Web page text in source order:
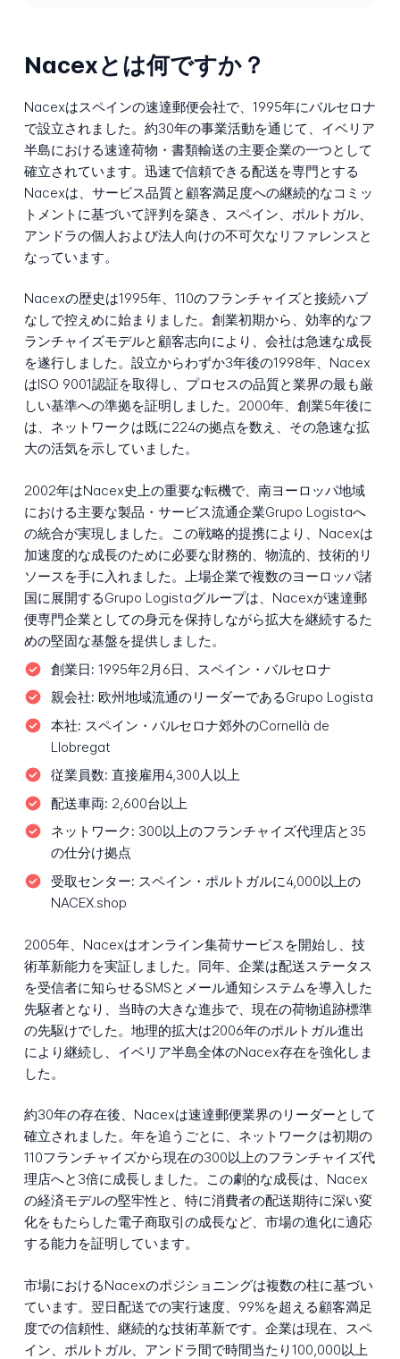
Nacexとは何ですか？
Nacexはスペインの速達郵便会社で、1995年にバルセロナ
で設立されました。約30年の事業活動を通じて、イベリア
半島における速達荷物・書類輸送の主要企業の一つとして
確立されています。迅速で信頼できる配送を専門とする
Nacexは、サービス品質と顧客満足度への継続的なコミッ
トメントに基づいて評判を築き、スペイン、ポルトガル、
アンドラの個人および法人向けの不可欠なリファレンスと
なっています。
Nacexの歴史は1995年、110のフランチャイズと接続ハブ
なしで控えめに始まりました。創業初期から、効率的なフ
ランチャイズモデルと顧客志向により、会社は急速な成長
を遂行しました。設立からわずか3年後の1998年、Nacex
はISO 9001認証を取得し、プロセスの品質と業界の最も厳
しい基準への準拠を証明しました。2000年、創業5年後に
は、ネットワークは既に224の拠点を数え、その急速な拡
大の活気を示していました。
2002年はNacex史上の重要な転機で、南ヨーロッパ地域
における主要な製品・サービス流通企業Grupo Logistaへ
の統合が実現しました。この戦略的提携により、Nacexは
加速度的な成長のために必要な財務的、物流的、技術的リ
ソースを手に入れました。上場企業で複数のヨーロッパ諸
国に展開するGrupo Logistaグループは、Nacexが速達郵
便専門企業としての身元を保持しながら拡大を継続するた
めの堅固な基盤を提供しました。
創業日: 1995年2月6日、スペイン・バルセロナ
親会社: 欧州地域流通のリーダーであるGrupo Logista
本社: スペイン・バルセロナ郊外のCornellà de
Llobregat
従業員数: 直接雇用4,300人以上
配送車両: 2,600台以上
ネットワーク: 300以上のフランチャイズ代理店と35
の仕分け拠点
受取センター: スペイン・ポルトガルに4,000以上の
NACEX.shop
2005年、Nacexはオンライン集荷サービスを開始し、技
術革新能力を実証しました。同年、企業は配送ステータス
を受信者に知らせるSMSとメール通知システムを導入した
先駆者となり、当時の大きな進歩で、現在の荷物追跡標準
の先駆けでした。地理的拡大は2006年のポルトガル進出
により継続し、イベリア半島全体のNacex存在を強化しま
した。
約30年の存在後、Nacexは速達郵便業界のリーダーとして
確立されました。年を追うごとに、ネットワークは初期の
110フランチャイズから現在の300以上のフランチャイズ代
理店へと3倍に成長しました。この劇的な成長は、Nacex
の経済モデルの堅牢性と、特に消費者の配送期待に深い変
化をもたらした電子商取引の成長など、市場の進化に適応
する能力を証明しています。
市場におけるNacexのポジショニングは複数の柱に基づい
ています。翌日配送での実行速度、99%を超える顧客満足
度での信頼性、継続的な技術革新です。企業は現在、スペ
イン、ポルトガル、アンドラ間で時間当たり100,000以上